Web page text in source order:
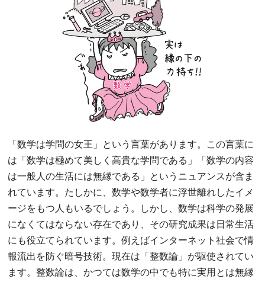
「数学は学問の女王」という言葉があります。この言葉に
は「数学は極めて美しく高貴な学問である」「数学の内容
は一般人の生活には無縁である」というニュアンスが含ま
れています。たしかに、数学や数学者に浮世離れしたイメ
ージをもつ人もいるでしょう。しかし、数学は科学の発展
になくてはならない存在であり、その研究成果は日常生活
にも役立てられています。例えばインターネット社会で情
報流出を防ぐ暗号技術。現在は「整数論」が駆使されてい
ます。整数論は、かつては数学の中でも特に実用とは無縁